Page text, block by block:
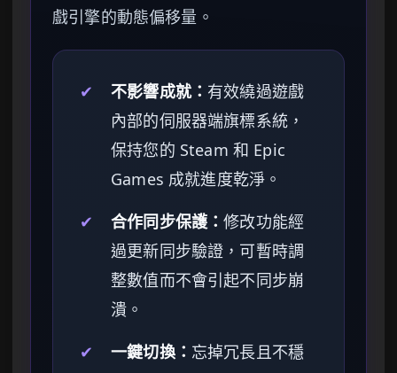
戲引擎的動態偏移量。
✔ 不影響成就： 有效繞過遊戲
內部的伺服器端旗標系統，
保持您的 Steam 和 Epic
Games 成就進度乾淨。
✔
合作同步保護：修改功能經
過更新同步驗證，可暫時調
整數值而不會引起不同步崩
潰。
✔
一鍵切換： 忘掉冗長且不穩